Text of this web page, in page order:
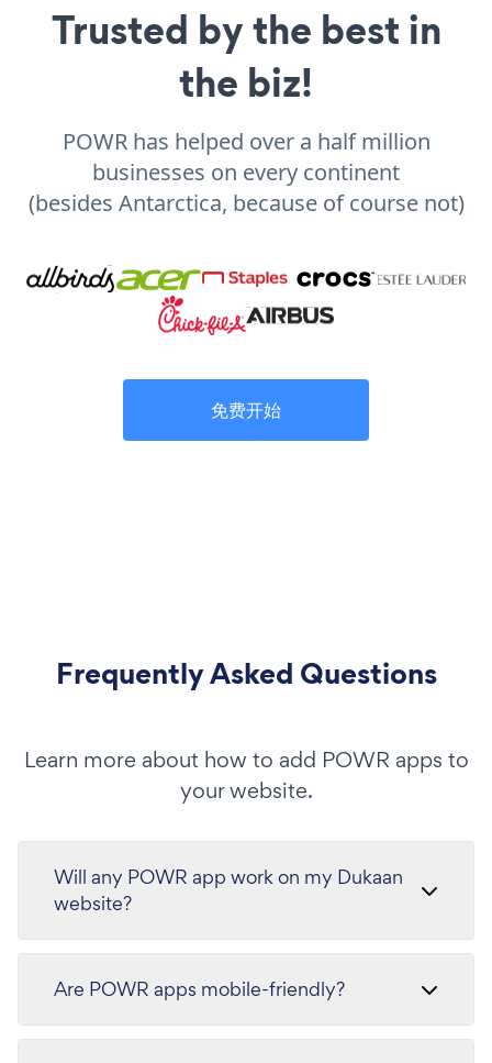
Trusted by the best in
the biz!
POWR has helped over a half million
businesses on every continent
(besides Antarctica, because of course not)
免费开始
Frequently Asked Questions
Learn more about how to add POWR apps to
your website.
Will any POWR app work on my Dukaan
website?
Are POWR apps mobile-friendly?